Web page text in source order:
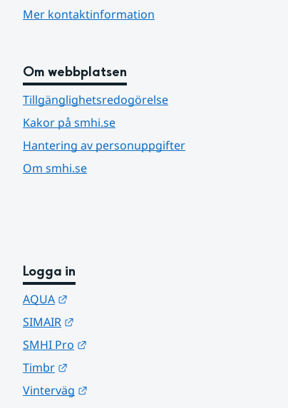
Mer kontaktinformation
Om webbplatsen
Tillgänglighetsredogörelse
Kakor på smhi.se
Hantering av personuppgifter
Om smhi.se
Logga in
AQUA
SIMAIR
SMHI Pro
Timbr
Vinterväg